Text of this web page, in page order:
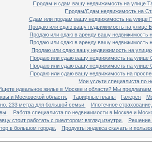
Продам и сдам вашу недвижимость на улице
Продам/Сдам недвижимость на
Сдам или продам вашу недвижимость на улице
Продаю или сдаю вашу недвижимость на улице
Продаю или сдаю в аренду вашу недвижимость
Продаю или сдаю в аренду вашу недвижимость
Продаю или сдаю вашу недвижимость на
Продаю или сдаю вашу недвижимость на улице
Продаю или сдаю вашу недвижимость на улице
Продаю или сдаю вашу недвижимость на
Мои услуги специалиста по
идеальное жилье в Москве и области? Мы
и Московской области.
Тарифные планы Галерея
233 метра для большой семьи.
Ипотечное
Работа специалиста по недвижимости в Москве и
стоит работать с риелтором: взгляд изнутри.
Решение
в большом городе.
Продукты яндекса скачать и